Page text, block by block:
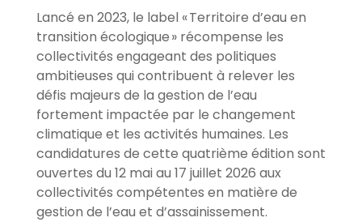
Lancé en 2023, le label « Territoire d’eau en
transition écologique » récompense les
collectivités engageant des politiques
ambitieuses qui contribuent à relever les
défis majeurs de la gestion de l’eau
fortement impactée par le changement
climatique et les activités humaines. Les
candidatures de cette quatrième édition sont
ouvertes du 12 mai au 17 juillet 2026 aux
collectivités compétentes en matière de
gestion de l’eau et d’assainissement.